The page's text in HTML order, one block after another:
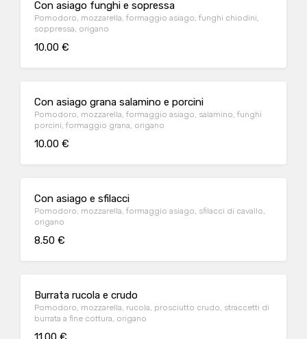
Con asiago funghi e sopressa
Pomodoro, mozzarella, formaggio asiago, funghi chiodini,
soppressa, origano
10.00 €
Con asiago grana salamino e porcini
Pomodoro, mozzarella, formaggio asiago, salamino, funghi
porcini, formaggio grana, origano
10.00 €
Con asiago e sfilacci
Pomodoro, mozzarella, formaggio asiago, sfilacci di cavallo,
origano
8.50 €
Burrata rucola e crudo
Pomodoro, mozzarella, rucola, prosciutto crudo, straccetti di
burrata a fine cottura, origano